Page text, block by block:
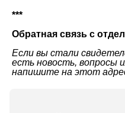
***
Обратная связь с
Если вы стали
есть новость, вопросы
напишите на этот